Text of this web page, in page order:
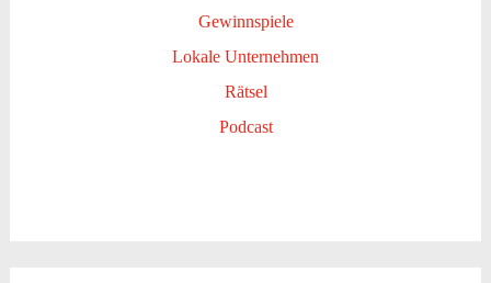
Gewinnspiele
Lokale Unternehmen
Rätsel
Podcast